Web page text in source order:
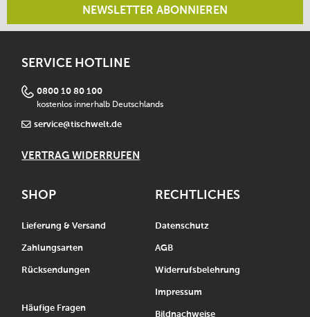
NEWSLETTER ABONNIEREN
SERVICE HOTLINE
0800 10 80 100
kostenlos innerhalb Deutschlands
service@tischwelt.de
VERTRAG WIDERRUFEN
SHOP
Lieferung & Versand
Zahlungsarten
Rücksendungen
Häufige Fragen
RECHTLICHES
Datenschutz
AGB
Widerrufsbelehrung
Impressum
Bildnachweise